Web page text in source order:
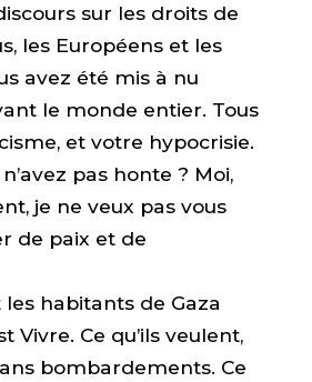
sur les droits de
les Européens et les
avez été mis à nu
le monde entier. Tous
et votre hypocrisie.
pas honte ? Moi,
je ne veux pas vous
de paix et de
habitants de Gaza
Vivre. Ce qu’ils veulent,
bombardements. Ce